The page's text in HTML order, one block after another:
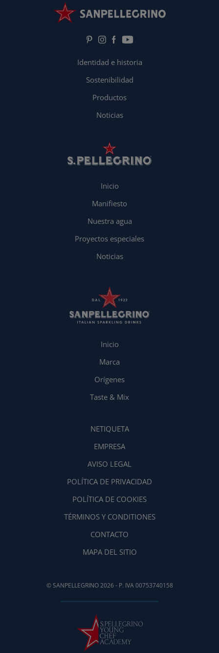
Identidad e historia
Sostenibilidad
Productos
Noticias
Inicio
Manifiesto
Nuestra agua
Proyectos especiales
Noticias
Inicio
Marca
Orígenes
Taste & Mix
NETIQUETA
EMPRESA
AVISO LEGAL
POLÍTICA DE PRIVACIDAD
POLÍTICA DE COOKIES
TÉRMINOS Y CONDITIONES
CONTACTO
MAPA DEL SITIO
© SANPELLEGRINO 2026 - P. IVA 00753740158